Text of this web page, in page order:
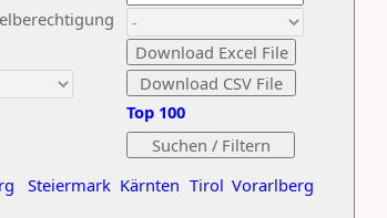
Steiermark Kärnten Tirol Vorarlberg
Top 100